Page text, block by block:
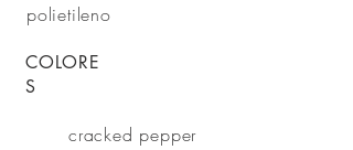
polietileno
COLORE
S
cracked pepper